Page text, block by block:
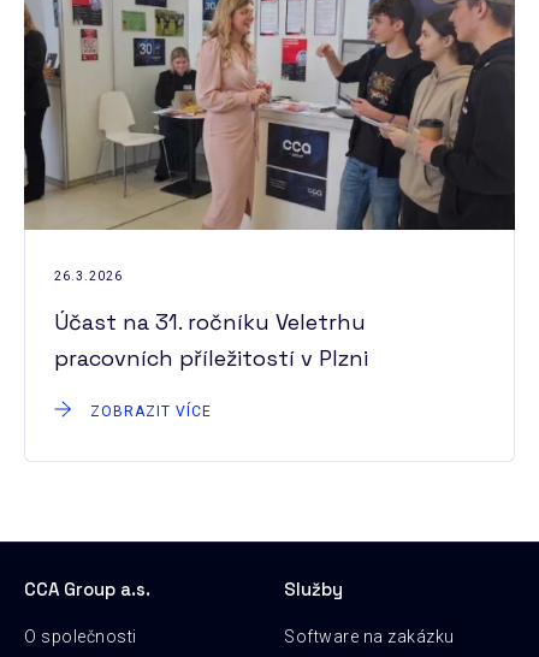
26.3.2026
Účast na 31. ročníku Veletrhu
pracovních příležitostí v Plzni
ZOBRAZIT VÍCE
CCA Group a.s.
O společnosti
Služby
Software na zakázku